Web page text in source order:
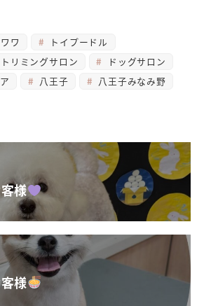
ワ
トイプードル
トリミングサロン
ドッグサロン
八王子
八王子みなみ野
様
様